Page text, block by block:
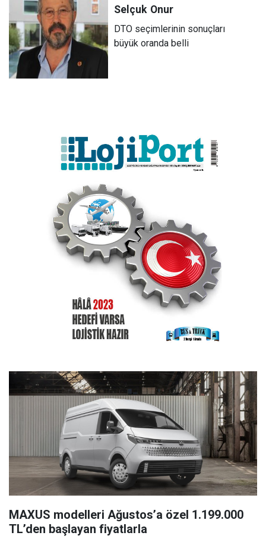
Selçuk Onur
DTO seçimlerinin sonuçları
büyük oranda belli
MAXUS modelleri Ağustos’a özel 1.199.000
TL’den başlayan fiyatlarla